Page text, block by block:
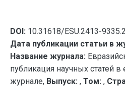
DOI: 10.31618/ESU.2413-
Дата публикации статьи в
Название журнала:
публикация научных статей
журнале, Выпуск: , Том: ,